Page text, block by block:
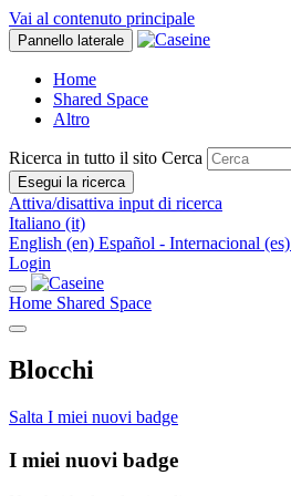
Vai al contenuto principale
Pannello laterale
Home
Shared Space
Altro
Ricerca in tutto il sito Cerca
Esegui la ricerca
Attiva/disattiva input di ricerca
Italiano ‎(it)‎
English ‎(en)‎ Español - Internacional ‎(es)‎
Login
Home Shared Space
Blocchi
Salta I miei nuovi badge
I miei nuovi badge